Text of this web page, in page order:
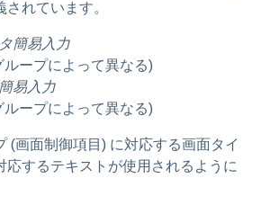
されています。
簡易入力
ループによって異なる)
易入力
ループによって異なる)
(画面制御項目) に対応する画面タイ
応するテキストが使用されるように